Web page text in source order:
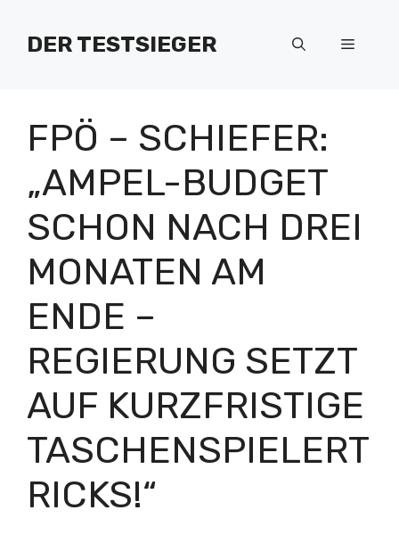
Inhalt
springenDER TESTSIEGER Menü
FPÖ – SCHIEFER:
„AMPEL-BUDGET
SCHON NACH DREI
MONATEN AM
ENDE –
REGIERUNG SETZT
AUF KURZFRISTIGE
TASCHENSPIELERT
RICKS!“